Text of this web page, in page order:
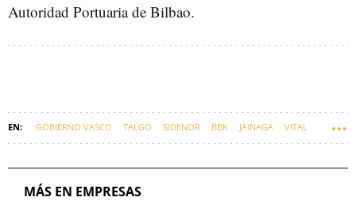
Autoridad Portuaria de Bilbao.
GOBIERNO VASCO TALGO SIDENOR BBK JAINAGA VITAL
MÁS EN EMPRESAS